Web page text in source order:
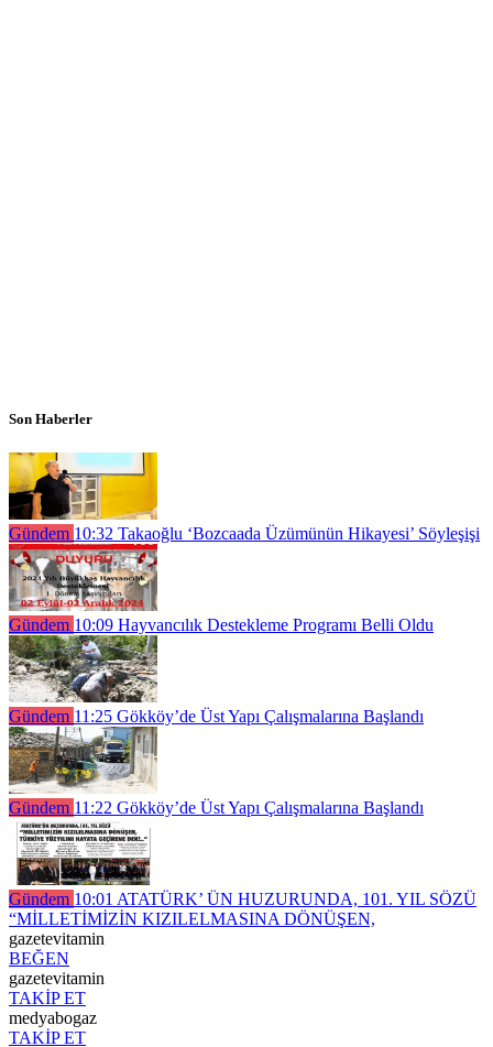
Son Haberler
Gündem 10:32 Takaoğlu ‘Bozcaada Üzümünün Hikayesi’ Söyleşişi
Gündem 10:09 Hayvancılık Destekleme Programı Belli Oldu
Gündem 11:25 Gökköy’de Üst Yapı Çalışmalarına Başlandı
Gündem 11:22 Gökköy’de Üst Yapı Çalışmalarına Başlandı
Gündem 10:01 ATATÜRK’ ÜN HUZURUNDA, 101. YIL SÖZÜ
“MİLLETİMİZİN KIZILELMASINA DÖNÜŞEN,
gazetevitamin
BEĞEN
gazetevitamin
TAKİP ET
medyabogaz
TAKİP ET